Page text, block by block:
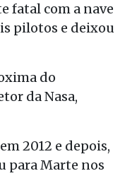
fatal com a nave
pilotos e deixou
do
da Nasa,
2012 e depois,
para Marte nos